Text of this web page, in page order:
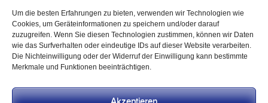
Um die besten Erfahrungen zu bieten, verwenden wir Technologien wie
Cookies, um Geräteinformationen zu speichern und/oder darauf
zuzugreifen. Wenn Sie diesen Technologien zustimmen, können wir Daten
wie das Surfverhalten oder eindeutige IDs auf dieser Website verarbeiten.
Die Nichteinwilligung oder der Widerruf der Einwilligung kann bestimmte
Merkmale und Funktionen beeinträchtigen.
Akzeptieren
Email
Alle Neuigkeiten sofort
Datenschutzerklärung.